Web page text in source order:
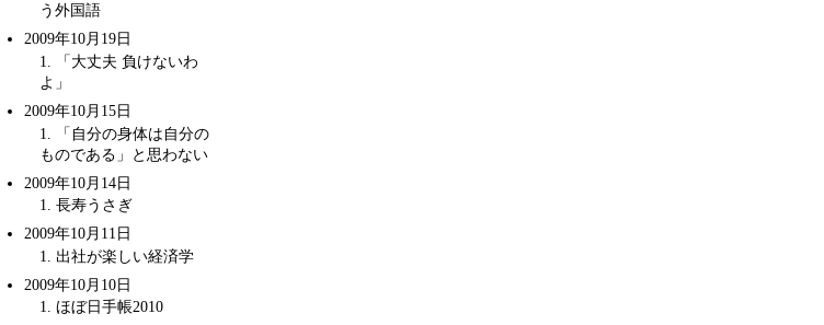
う外国語
2009年10月19日
1
. 「大丈夫 負けないわ
よ」
2009年10月15日
1
. 「自分の身体は自分の
ものである」と思わない
2009年10月14日
1
. 長寿うさぎ
2009年10月11日
1
出社が楽しい経済学
2009年10月10日
1. ほぼ日手帳2010